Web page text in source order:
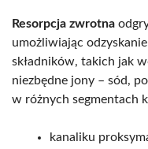
Resorpcja zwrotna
umożliwiając
składników, takich jak
niezbędne jony – sód,
w różnych segmentach
kanaliku